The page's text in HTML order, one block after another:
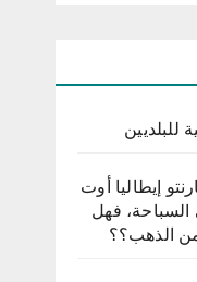
للبلديين
إيطاليا أوت
السباحة، فهل
الذهب؟؟